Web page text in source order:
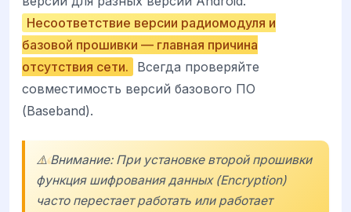
Несоответствие версии радиомодуля и
базовой прошивки — главная причина
отсутствия сети.
Всегда проверяйте
совместимость версий базового ПО
(Baseband).
⚠️ Внимание: При установке второй прошивки
функция шифрования данных (Encryption)
часто перестает работать или работает